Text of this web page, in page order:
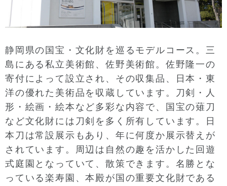
静岡県の国宝・文化財を巡るモデルコース。三
島にある私立美術館、佐野美術館。佐野隆一の
寄付によって設立され、その収集品、日本・東
洋の優れた美術品を収蔵しています。刀剣・人
形・絵画・絵本など多彩な内容で、国宝の薙刀
など文化財には刀剣を多く所有しています。日
本刀は常設展示もあり、年に何度か展示替えが
されています。周辺は自然の趣を活かした回遊
式庭園となっていて、散策できます。名勝とな
っている楽寿園、本殿が国の重要文化財である